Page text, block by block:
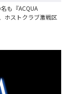
も『ACQUA
ホストクラブ激戦区